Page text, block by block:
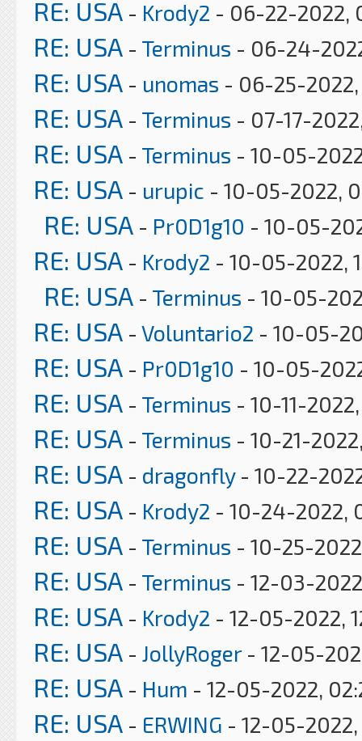
RE: USA - Krody2 - 06-22-2022,
RE: USA - Terminus - 06-24-
RE: USA - unomas - 06-25-2022,
RE: USA - Terminus - 07-17-
RE: USA - Terminus - 10-05-
RE: USA - urupic - 10-05-2022,
RE: USA - Pr0D1g10 - 10-05-
RE: USA - Krody2 - 10-05-2022,
RE: USA - Terminus - 10-05-
RE: USA - Voluntario2 - 10-05-
RE: USA - Pr0D1g10 - 10-05-
RE: USA - Terminus - 10-11-
RE: USA - Terminus - 10-21-
RE: USA - dragonfly- 10-22-
RE: USA - Krody2 - 10-24-2022,
RE: USA - Terminus - 10-25-
RE: USA - Terminus - 12-03-
RE: USA - Krody2 - 12-05-2022,
RE: USA - JollyRoger- 12-05-
RE: USA - Hum - 12-05-2022,
RE: USA - ERWING - 12-05-